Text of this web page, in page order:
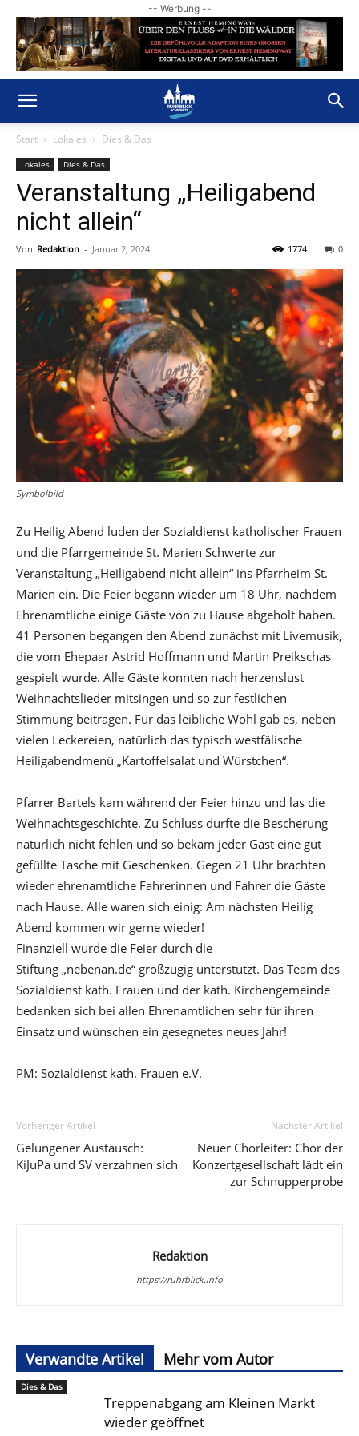
-- Werbung --
Start Lokales Dies & Das
Lokales Dies & Das
Veranstaltung „Heiligabend
nicht allein“
Von Redaktion - Januar 2, 2024 0
1774
Symbolbild
Zu Heilig Abend luden der Sozialdienst katholischer Frauen
und die Pfarrgemeinde St. Marien Schwerte zur
Veranstaltung „Heiligabend nicht allein“ ins Pfarrheim St.
Marien ein. Die Feier begann wieder um 18 Uhr, nachdem
Ehrenamtliche einige Gäste von zu Hause abgeholt haben.
41 Personen begangen den Abend zunächst mit Livemusik,
die vom Ehepaar Astrid Hoffmann und Martin Preikschas
gespielt wurde. Alle Gäste konnten nach herzenslust
Weihnachtslieder mitsingen und so zur festlichen
Stimmung beitragen. Für das leibliche Wohl gab es, neben
vielen Leckereien, natürlich das typisch westfälische
Heiligabendmenü „Kartoffelsalat und Würstchen“.
Pfarrer Bartels kam während der Feier hinzu und las die
Weihnachtsgeschichte. Zu Schluss durfte die Bescherung
natürlich nicht fehlen und so bekam jeder Gast eine gut
gefüllte Tasche mit Geschenken. Gegen 21 Uhr brachten
wieder ehrenamtliche Fahrerinnen und Fahrer die Gäste
nach Hause. Alle waren sich einig: Am nächsten Heilig
Abend kommen wir gerne wieder!
Finanziell wurde die Feier durch die
Stiftung „nebenan.de“ großzügig unterstützt. Das Team des
Sozialdienst kath. Frauen und der kath. Kirchengemeinde
bedanken sich bei allen Ehrenamtlichen sehr für ihren
Einsatz und wünschen ein gesegnetes neues Jahr!
PM: Sozialdienst kath. Frauen e.V.
Vorheriger Artikel
Gelungener Austausch:
KiJuPa und SV verzahnen sich
Nächster Artikel
Neuer Chorleiter: Chor der
Konzertgesellschaft lädt ein
zur Schnupperprobe
Redaktion
https://ruhrblick.info
Verwandte Artikel Mehr vom Autor
Dies & Das
Treppenabgang am Kleinen Markt
wieder geöffnet